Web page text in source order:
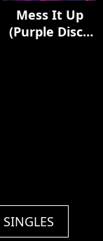
Mess It Up
(Purple Disco